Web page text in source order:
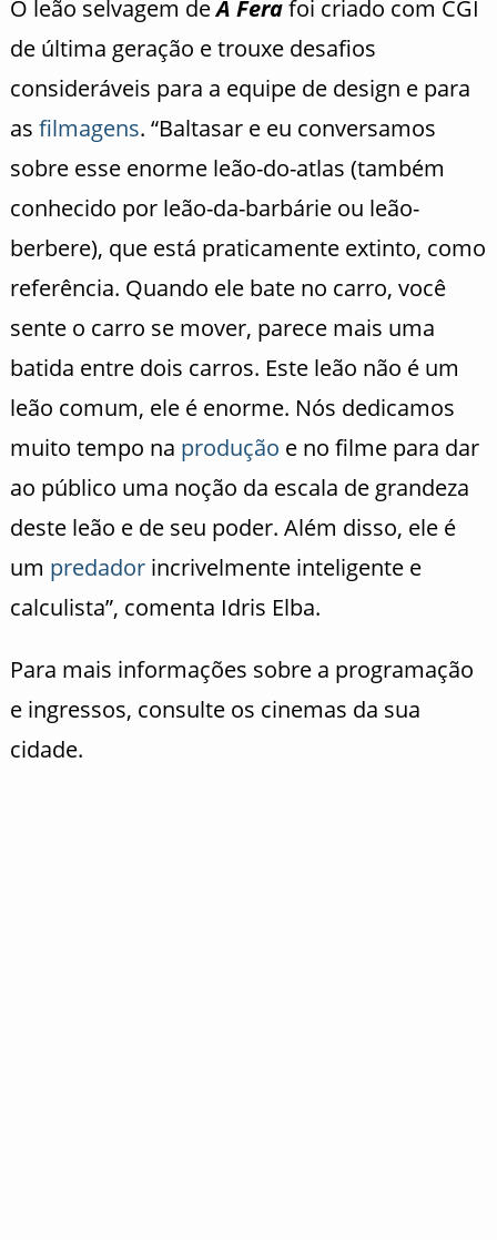
O leão selvagem deA Ferafoi criado com CGI
de última geração e trouxe desafios
consideráveis para a equipe de design e para
as filmagens. “Baltasar e eu conversamos
sobre esse enorme leão-do-atlas (também
conhecido por leão-da-barbárie ou leão-
berbere), que está praticamente extinto, como
referência. Quando ele bate no carro, você
sente o carro se mover, parece mais uma
batida entre dois carros. Este leão não é um
leão comum, ele é enorme. Nós dedicamos
muito tempo na produção e no filme para dar
ao público uma noção da escala de grandeza
deste leão e de seu poder. Além disso, ele é
um predadorincrivelmente inteligente e
calculista”, comenta Idris Elba.
Para mais informações sobre a programação
e ingressos, consulte os cinemas da sua
cidade.